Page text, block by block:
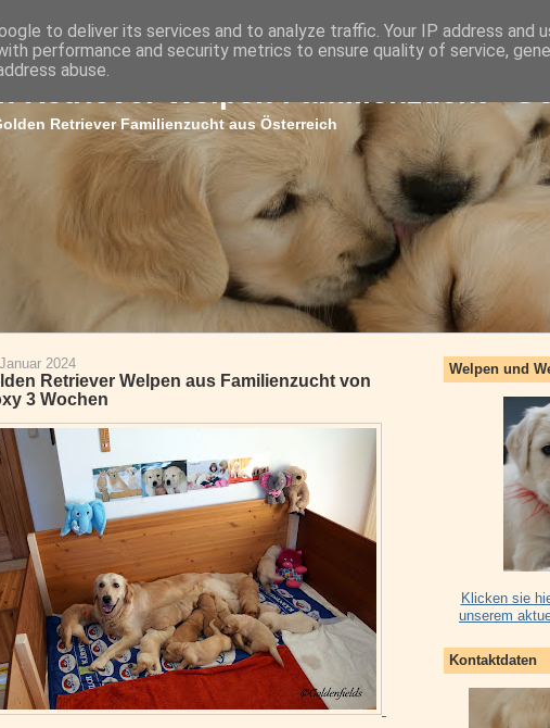
Retriever Familienzucht aus Österreich
2024
Retriever Welpen aus Familienzucht von
3 Wochen
Welpen und
Klicken sie
unserem
Kontaktdaten
to deliver its services and to analyze traffic. Your IP address and
performance and security metrics to ensure quality of service,
abuse.